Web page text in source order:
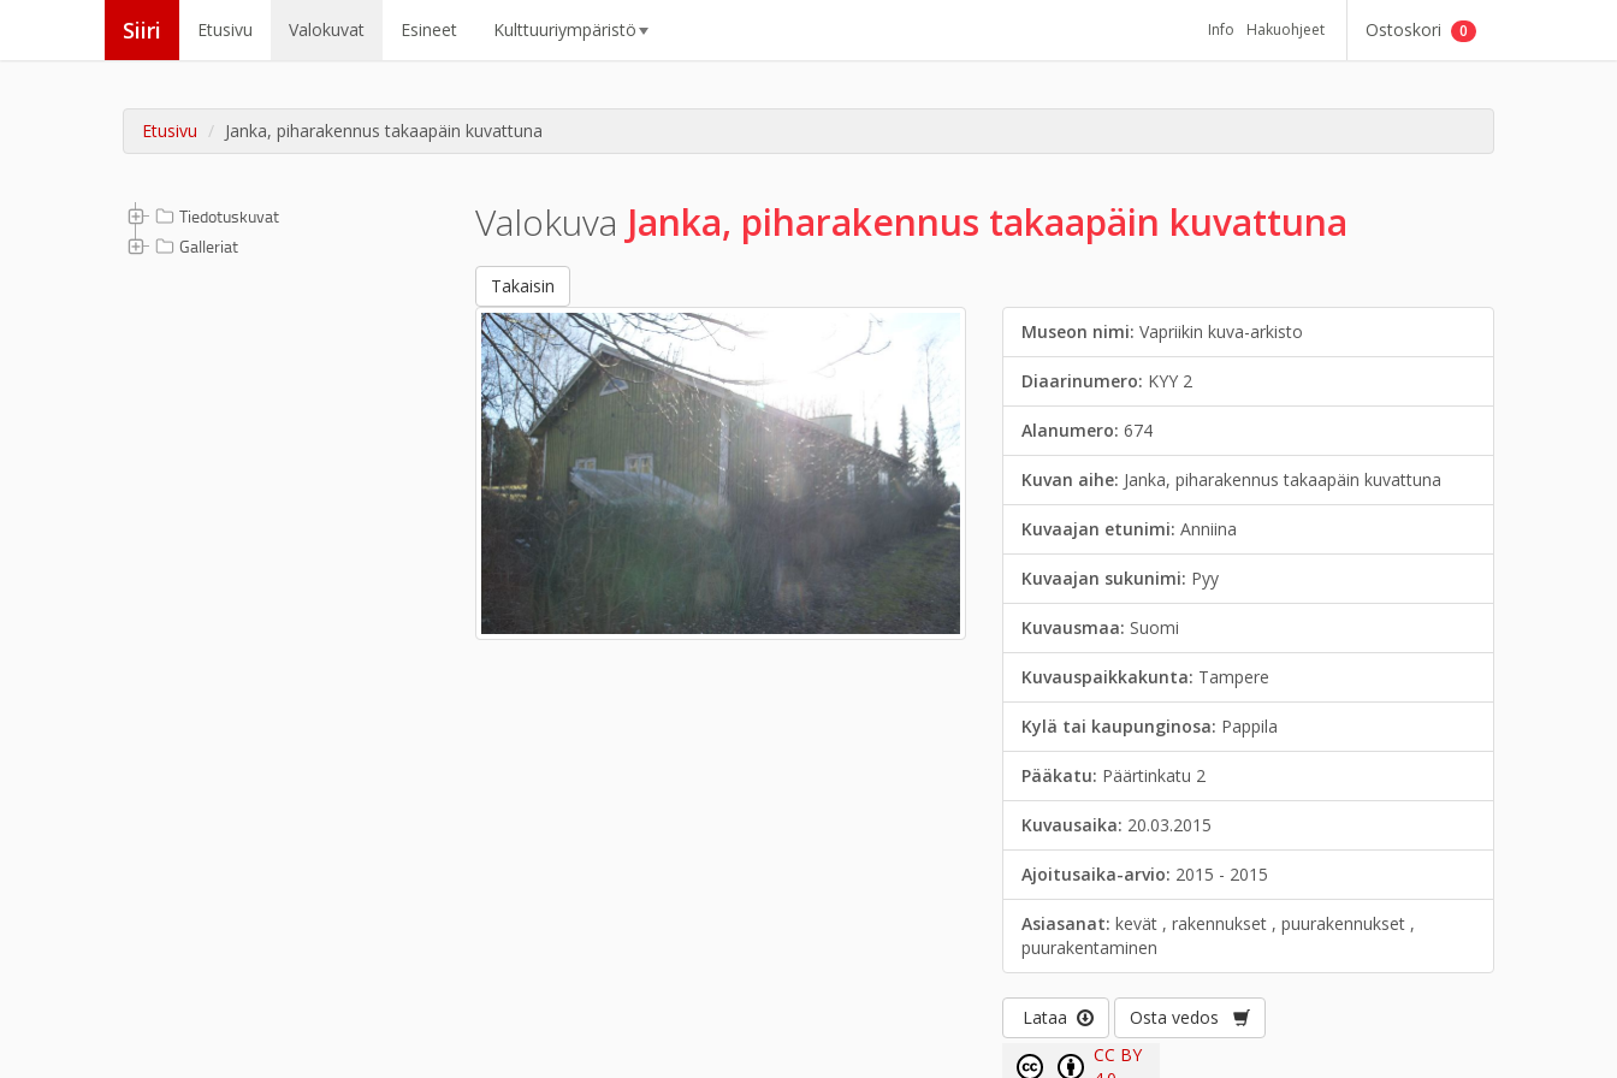
Siiri Etusivu Valokuvat Esineet Kulttuuriympäristö Info Hakuohjeet Ostoskori 0
Etusivu Janka, piharakennus takaapäin kuvattuna
Tiedotuskuvat
Galleriat
Valokuva Janka, piharakennus takaapäin kuvattuna
Takaisin
Museon nimi:Vapriikin kuva-arkisto
Diaarinumero: KYY 2
Alanumero:674
Kuvan aihe: Janka, piharakennus takaapäin kuvattuna
Kuvaajan etunimi:Anniina
Kuvaajan sukunimi: Pyy
Kuvausmaa: Suomi
Kuvauspaikkakunta: Tampere
Kylä tai kaupunginosa: Pappila
Pääkatu: Päärtinkatu 2
Kuvausaika: 20.03.2015
Ajoitusaika-arvio: 2015 - 2015
Asiasanat:kevät , rakennukset , puurakennukset ,
puurakentaminen
Lataa
Osta vedos
CC BY